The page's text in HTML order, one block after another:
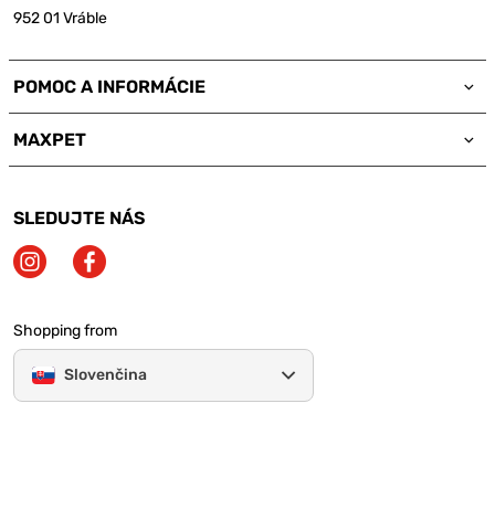
952 01 Vráble
POMOC A INFORMÁCIE
MAXPET
SLEDUJTE NÁS
Shopping from
Slovenčina